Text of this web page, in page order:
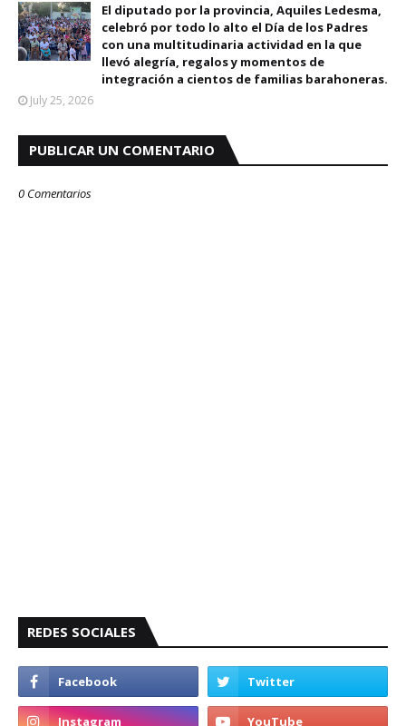
El diputado por la provincia, Aquiles Ledesma,
celebró por todo lo alto el Día de los Padres
con una multitudinaria actividad en la que
llevó alegría, regalos y momentos de
integración a cientos de familias barahoneras.
July 25, 2026
PUBLICAR UN COMENTARIO
0 Comentarios
REDES SOCIALES